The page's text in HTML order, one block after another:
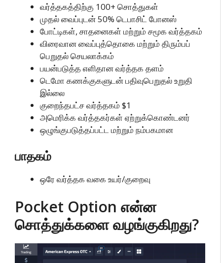
வர்த்தகத்திற்கு 100+ சொத்துகள்
முதல் வைப்புடன் 50% டெபாசிட் போனஸ்
போட்டிகள், சாதனைகள் மற்றும் சமூக வர்த்தகம்
விரைவான வைப்புத்தொகை மற்றும் திரும்பப்
பெறுதல் செயலாக்கம்
பயன்படுத்த எளிதான வர்த்தக தளம்
டெமோ கணக்குகளுடன் பதிவுபெறுதல் உறுதி
இல்லை
குறைந்தபட்ச வர்த்தகம் $1
அமெரிக்க வர்த்தகர்கள் ஏற்றுக்கொண்டனர்
ஒழுங்குபடுத்தப்பட்ட மற்றும் நம்பகமான
பாதகம்
ஒரே வர்த்தக வகை உயர்/குறைவு
Pocket Option என்ன
சொத்துக்களை வழங்குகிறது?